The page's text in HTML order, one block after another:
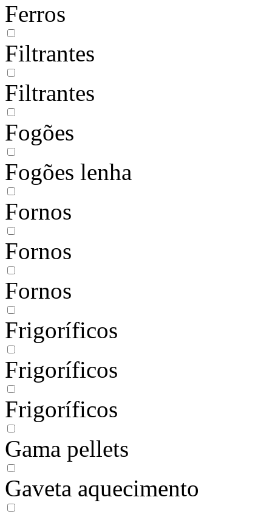
Ferros
Filtrantes
Filtrantes
Fogões
Fogões lenha
Fornos
Fornos
Fornos
Frigoríficos
Frigoríficos
Frigoríficos
Gama pellets
Gaveta aquecimento